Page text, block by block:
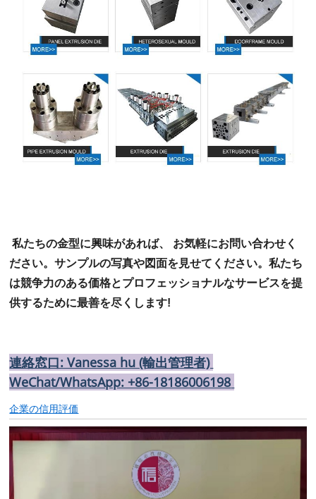
私たちの金型に興味があれば、 お気軽にお問い合わせく
ださい。サンプルの写真や図面を見せてください。私たち
は競争力のある価格とプロフェッショナルなサービスを提
供するために最善を尽くします!
連絡窓口: Vanessa hu (輸出管理者)
WeChat/WhatsApp: +86-18186006198
企業の信用評価